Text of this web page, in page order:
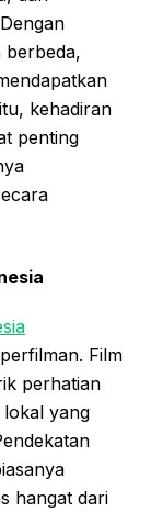
berbeda,
kehadiran
penting
Film
perhatian
yang
hangat dari